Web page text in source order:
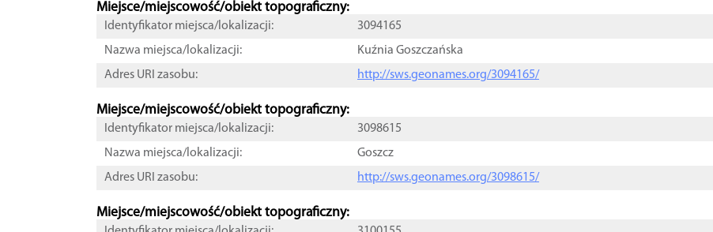
Miejsce/miejscowość/obiekt topograficzny:
Identyfikator miejsca/lokalizacji:
3094165
Nazwa miejsca/lokalizacji:
Kuźnia Goszczańska
Adres URI zasobu:
http://sws.geonames.org/3094165/
Miejsce/miejscowość/obiekt topograficzny:
Identyfikator miejsca/lokalizacji:
3098615
Nazwa miejsca/lokalizacji:
Goszcz
Adres URI zasobu:
http://sws.geonames.org/3098615/
Miejsce/miejscowość/obiekt topograficzny: